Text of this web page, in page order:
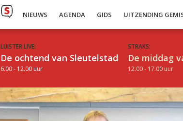
NIEUWS AGENDA GIDS UITZENDING
LUISTER LIVE:
De ochtend van Sleutelstad
6.00 - 12.00 uur
STRAKS:
De middag
12.00 - 17.00 uur